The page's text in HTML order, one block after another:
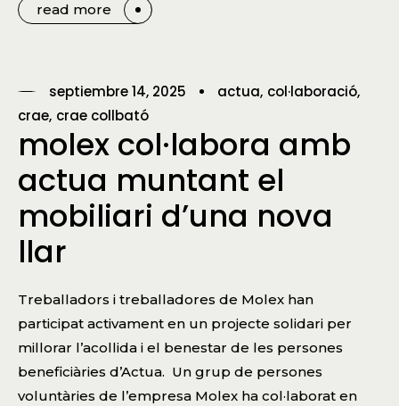
read more
septiembre 14, 2025 actua col·laboració
crae crae collbató
molex col·labora amb
actua muntant el
mobiliari d’una nova
llar
Treballadors i treballadores de Molex han
participat activament en un projecte solidari per
millorar l’acollida i el benestar de les persones
beneficiàries d’Actua. Un grup de persones
voluntàries de l’empresa Molex ha col·laborat en